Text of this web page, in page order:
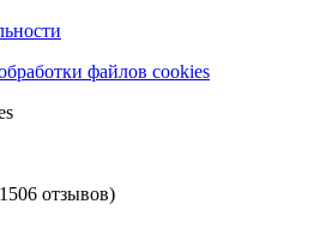
файлов cookies
1506 отзывов)